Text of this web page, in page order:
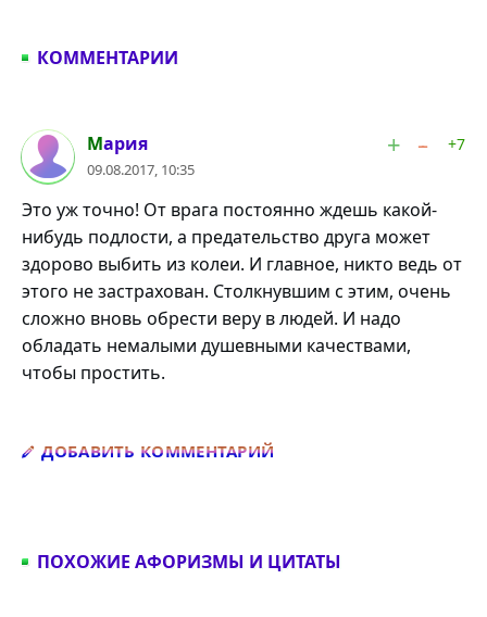
КОММЕНТАРИИ
#1Мария
09.08.2017, 10:35
+7
Это уж точно! От врага постоянно ждешь какой-
нибудь подлости, а предательство друга может
здорово выбить из колеи. И главное, никто ведь от
этого не застрахован. Столкнувшим с этим, очень
сложно вновь обрести веру в людей. И надо
обладать немалыми душевными качествами,
чтобы простить.
ДОБАВИТЬ КОММЕНТАРИЙ
ПОХОЖИЕ АФОРИЗМЫ И ЦИТАТЫ